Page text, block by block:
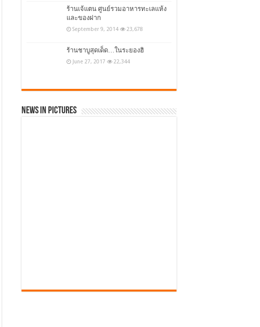
ร้านเจ้แตน ศูนย์รวมอาหารทะเลแห้ง
และของฝาก
September 9, 2014 23,678
ร้านชาบูสุดเด็ด…ในระยองฮิ
June 27, 2017 22,344
News in Pictures